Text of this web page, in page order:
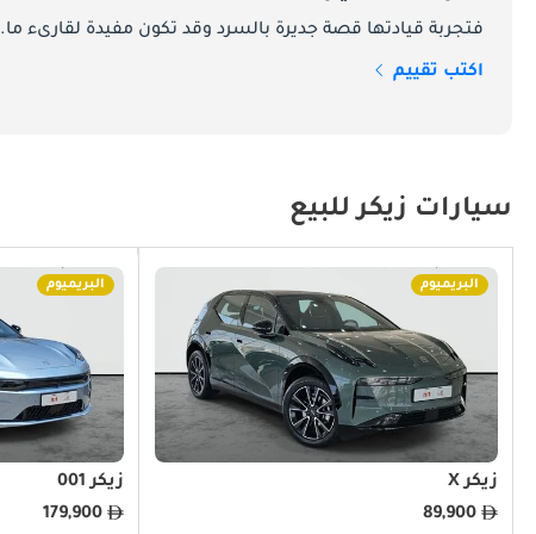
العلامة التجارية على تجربة العملاء، بدءًا من نقطة الشراء وحتى خدمة ما بعد البيع، يعزز مكانتها في السوق.
النماذج الشعبية التي تحدد تميز زكر
تعد مجموعة زكر من السيارات الكهربائية بمثابة عرض لالتزام العلامة التجارية بالتميز. ومن بين موديلاتها الأكثر طلبًا في الإمارات العربية المتحدة:
فتجربة قيادتها قصة جديرة بالسرد وقد تكون مفيدة لقارىء ما.
اكتب تقييم
سيارات زيكر للبيع
البريميوم
زيكر X
89,900
البريميوم
زيكر 001
179,900